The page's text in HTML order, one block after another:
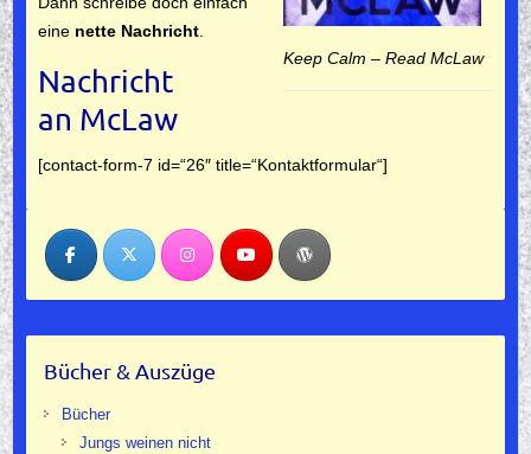
Keep Calm – Read McLaw
eine nette Nachricht.
Nachricht
an McLaw
[contact-form-7 id=“26″ title=“Kontaktformular“]
Bücher & Auszüge
Bücher
Jungs weinen nicht